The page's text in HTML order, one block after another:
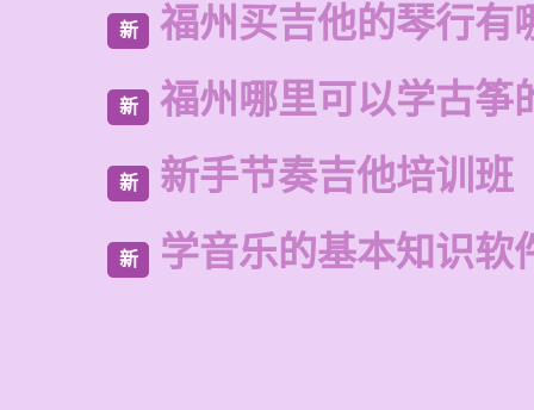
新 福州买吉他的琴行有
新 福州哪里可以学古筝
新 新手节奏吉他培训班
新 学音乐的基本知识软